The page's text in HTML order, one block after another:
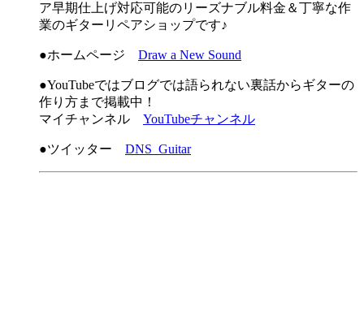
ア早期仕上げ対応可能のリーズナブル料金＆丁寧な作
業のギターリペアショップです♪
●ホームページ Draw a New Sound
●YouTubeではブログでは語られない裏話からギターの
作り方まで掲載中！
マイチャンネル YouTubeチャンネル
●ツイッター DNS_Guitar